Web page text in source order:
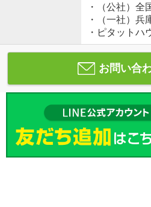
・（公社）全
・（一社）兵
・ピタットハ
お問い合